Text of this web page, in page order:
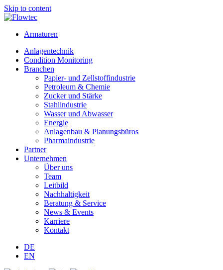
Skip to content
Armaturen
Anlagentechnik
Condition Monitoring
Branchen
Papier- und Zellstoffindustrie
Petroleum & Chemie
Zucker und Stärke
Stahlindustrie
Wasser und Abwasser
Energie
Anlagenbau & Planungsbüros
Pharmaindustrie
Partner
Unternehmen
Über uns
Team
Leitbild
Nachhaltigkeit
Beratung & Service
News & Events
Karriere
Kontakt
DE
EN